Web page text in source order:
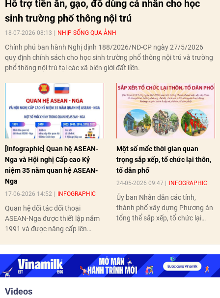
Hỗ trợ tiền ăn, gạo, đồ dùng cá nhân cho học
sinh trường phổ thông nội trú
18-07-2026 08:13 NHỊP SỐNG QUA ẢNH
Chính phủ ban hành Nghị định 188/2026/NĐ-CP ngày 27/5/2026
quy định chính sách cho học sinh trường phổ thông nội trú và trường
phổ thông nội trú tại các xã biên giới đất liền.
[Infographic] Quan hệ ASEAN-
Nga và Hội nghị Cấp cao Kỷ
niệm 35 năm quan hệ ASEAN-
Nga
17-06-2026 14:52 INFOGRAPHIC
Quan hệ đối tác đối thoại
ASEAN-Nga được thiết lập năm
1991 và được nâng cấp lên
nghị Cấp cao vào các năm 2005,
2010, 2016, 2018, 2021.
Một số mốc thời gian quan
trọng sắp xếp, tổ chức lại thôn,
tổ dân phố
24-05-2026 09:47 INFOGRAPHIC
Ủy ban Nhân dân các tỉnh,
thành phố xây dựng Phương án
tổng thể sắp xếp, tổ chức lại
Videos